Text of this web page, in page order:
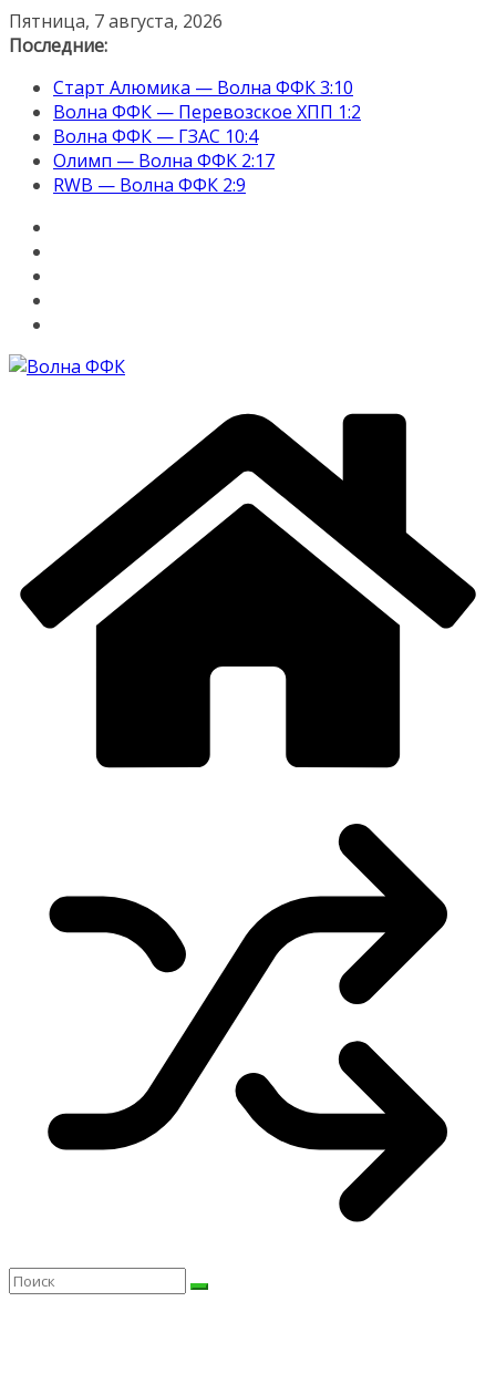
Перейти
к
Пятница, 7 августа, 2026
Последние:
Старт Алюмика — Волна ФФК 3:10
Волна ФФК — Перевозское ХПП 1:2
Волна ФФК — ГЗАС 10:4
Олимп — Волна ФФК 2:17
RWB — Волна ФФК 2:9